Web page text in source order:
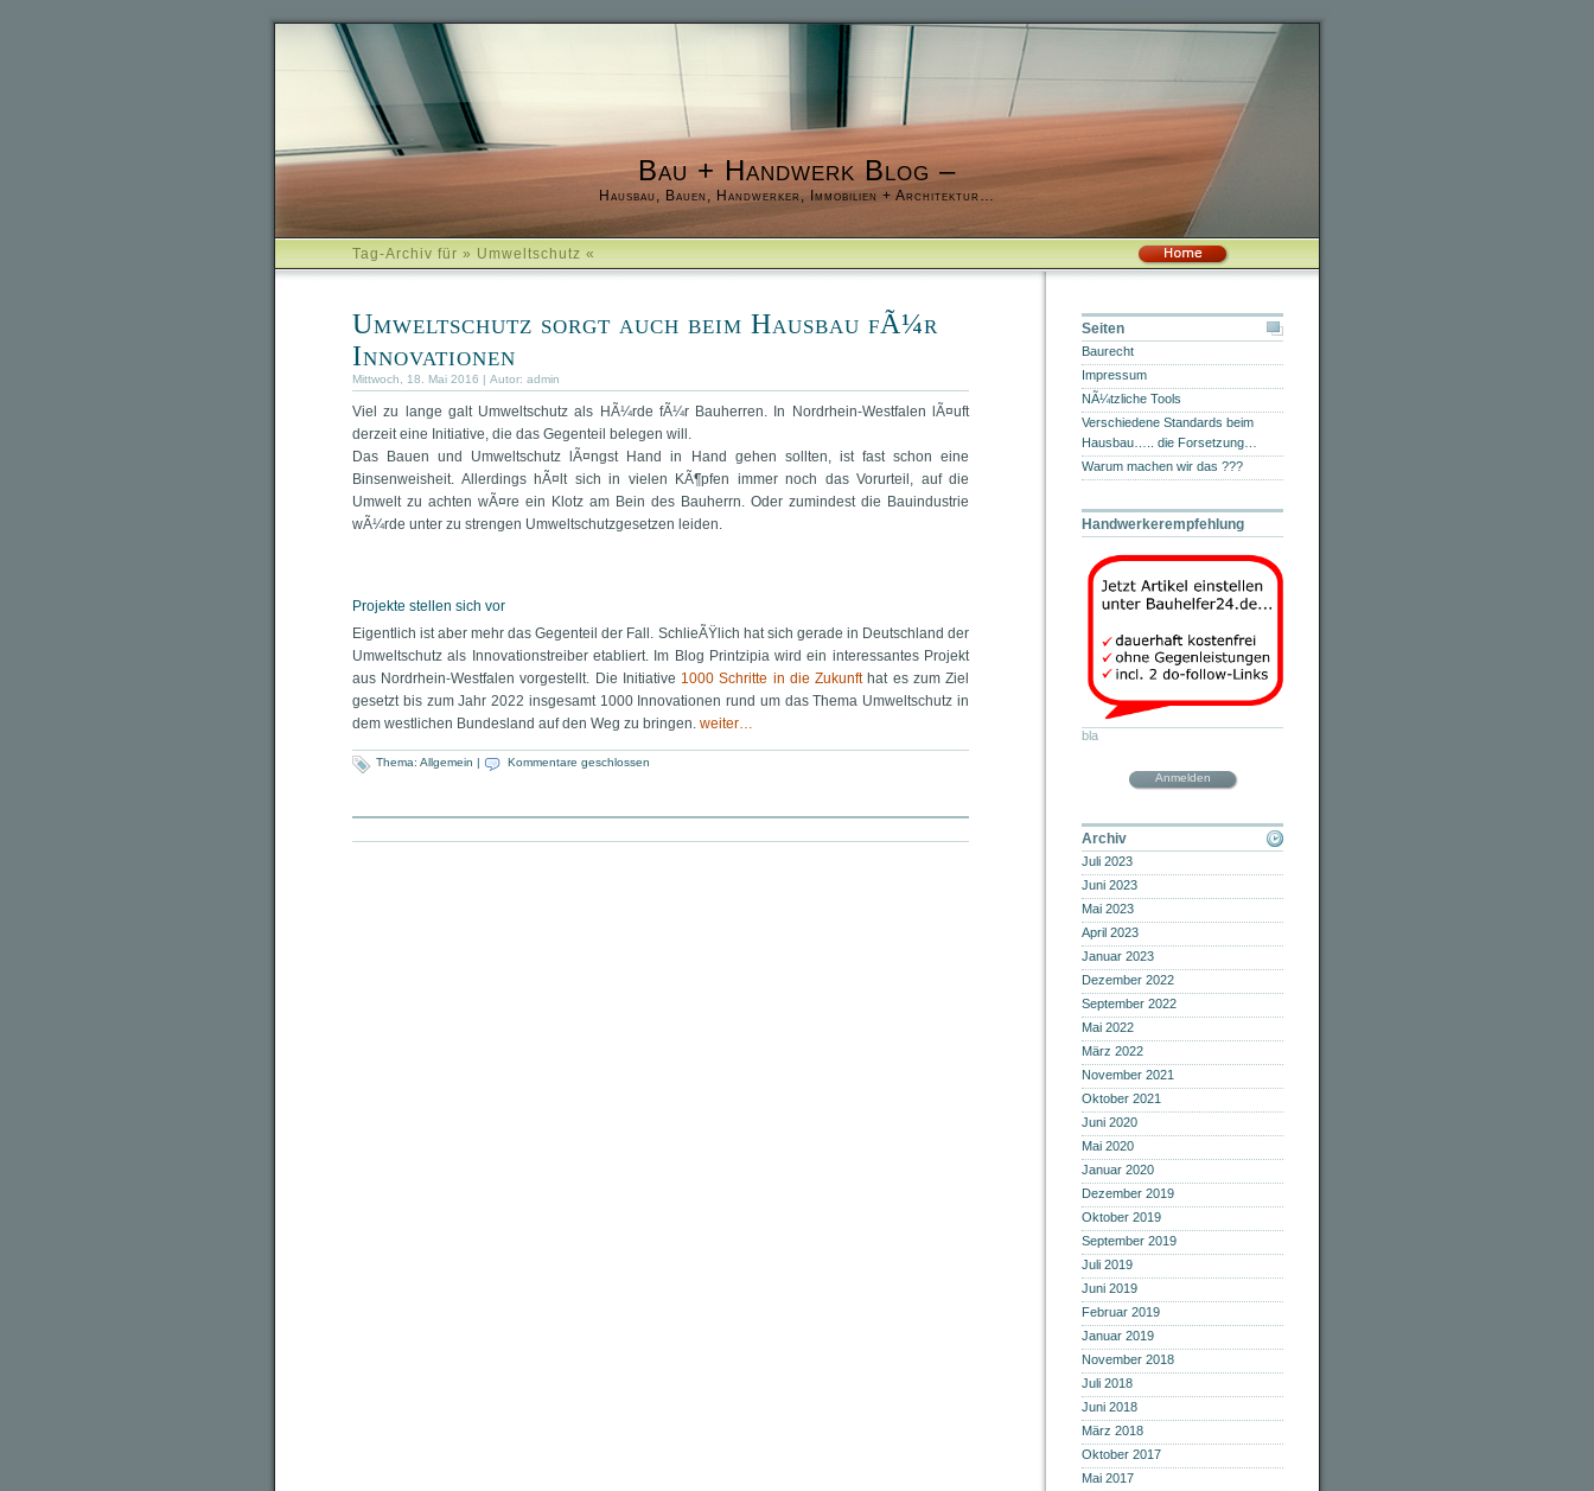
Bau + Handwerk Blog –
Hausbau, Bauen, Handwerker, Immobilien + Architektur…
Tag-Archiv für » Umweltschutz «
Umweltschutz sorgt auch beim Hausbau fÃ¼r
Innovationen
Mittwoch, 18. Mai 2016 | Autor: admin
Viel zu lange galt Umweltschutz als HÃ¼rde fÃ¼r Bauherren. In Nordrhein-Westfalen lÃ¤uft
derzeit eine Initiative, die das Gegenteil belegen will.
Das Bauen und Umweltschutz lÃ¤ngst Hand in Hand gehen sollten, ist fast schon eine
Binsenweisheit. Allerdings hÃ¤lt sich in vielen KÃ¶pfen immer noch das Vorurteil, auf die
Umwelt zu achten wÃ¤re ein Klotz am Bein des Bauherrn. Oder zumindest die Bauindustrie
wÃ¼rde unter zu strengen Umweltschutzgesetzen leiden.
Projekte stellen sich vor
Eigentlich ist aber mehr das Gegenteil der Fall. SchlieÃŸlich hat sich gerade in Deutschland der
Umweltschutz als Innovationstreiber etabliert. Im Blog Printzipia wird ein interessantes Projekt
aus Nordrhein-Westfalen vorgestellt. Die Initiative 1000 Schritte in die Zukunfthat es zum Ziel
gesetzt bis zum Jahr 2022 insgesamt 1000 Innovationen rund um das Thema Umweltschutz in
dem westlichen Bundesland auf den Weg zu bringen. weiter…
Thema: Allgemein | Kommentare geschlossen
Seiten
Baurecht
Impressum
NÃ¼tzliche Tools
Verschiedene Standards beim
Hausbau….. die Forsetzung…
Warum machen wir das ???
Handwerkerempfehlung
bla
Anmelden
Archiv
Juli 2023
Juni 2023
Mai 2023
April 2023
Januar 2023
Dezember 2022
September 2022
Mai 2022
März 2022
November 2021
Oktober 2021
Juni 2020
Mai 2020
Januar 2020
Dezember 2019
Oktober 2019
September 2019
Juli 2019
Juni 2019
Februar 2019
Januar 2019
November 2018
Juli 2018
Juni 2018
März 2018
Oktober 2017
Mai 2017